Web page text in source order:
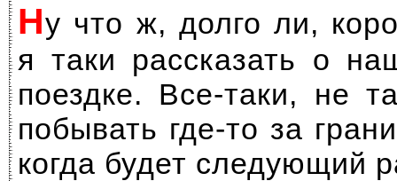
Ну что ж, долго ли,
я таки рассказать о
поездке. Все-таки, не
побывать где-то за
когда будет следующий